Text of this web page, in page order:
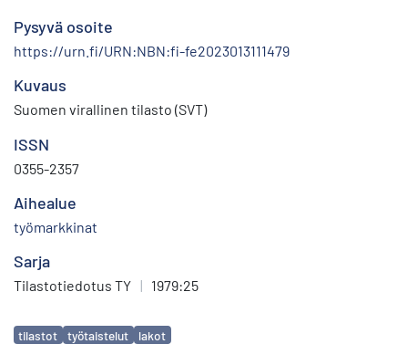
Pysyvä osoite
https://urn.fi/URN:NBN:fi-fe2023013111479
Kuvaus
Suomen virallinen tilasto (SVT)
ISSN
0355-2357
Aihealue
työmarkkinat
Sarja
Tilastotiedotus TY | 1979:25
Avainsanat
tilastot työtaistelut lakot